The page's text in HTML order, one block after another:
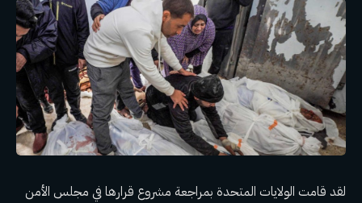
لقد قامت الولايات المتحدة بمراجعة مشروع قرارها في مجلس الأمن